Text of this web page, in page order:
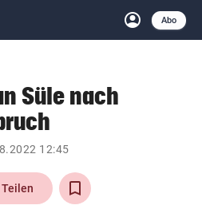
account_circle
Anmelden
Abo
close Schließen
arrow_right
Süle nach
12:45
Teilen